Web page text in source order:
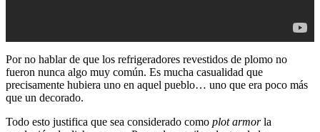
Por no hablar de que los refrigeradores revestidos de plomo no
fueron nunca algo muy común. Es mucha casualidad que
precisamente hubiera uno en aquel pueblo… uno que era poco más
que un decorado.
Todo esto justifica que sea considerado como plot armorla